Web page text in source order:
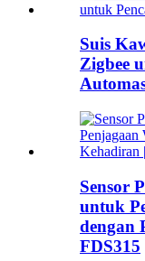
Suis
Zigbee
Sensor
untuk
dengan
FDS315